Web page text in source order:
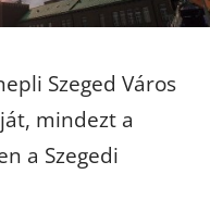
Szeged Város
mindezt a
a Szegedi